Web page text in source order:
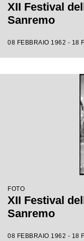
XII Festival
Sanremo
08 FEBBRAIO 1962 - 18
FOTO
XII Festival
Sanremo
08 FEBBRAIO 1962 - 18